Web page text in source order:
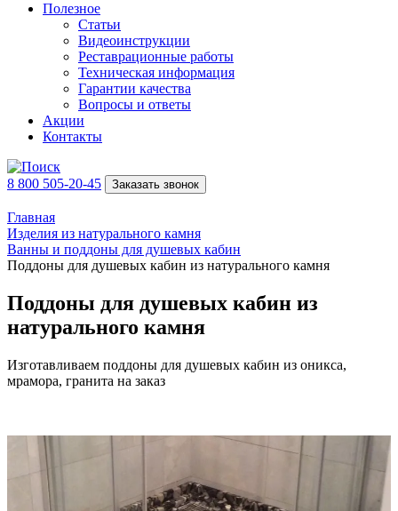
Полезное
Статьи
Видеоинструкции
Реставрационные работы
Техническая информация
Гарантии качества
Вопросы и ответы
Акции
Контакты
8 800 505-20-45 Заказать звонок
Главная
Изделия из натурального камня
Ванны и поддоны для душевых кабин
Поддоны для душевых кабин из натурального камня
Поддоны для душевых кабин из
натурального камня
Изготавливаем поддоны для душевых кабин из оникса,
мрамора, гранита на заказ